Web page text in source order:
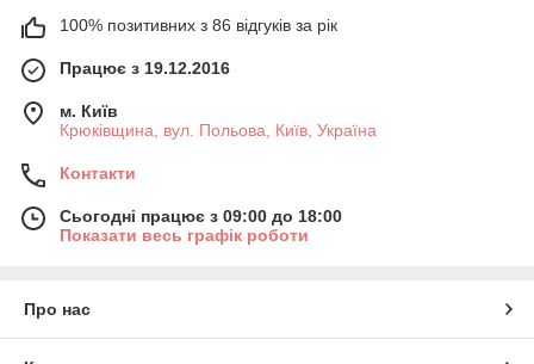
100% позитивних з 86 відгуків за рік
Працює з 19.12.2016
м. Київ
Крюківщина, вул. Польова, Київ, Україна
Контакти
Сьогодні працює з 09:00 до 18:00
Показати весь графік роботи
Про нас